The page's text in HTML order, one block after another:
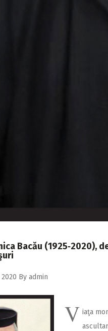
Bacău (1925‑2020),
2020 By admin
V iaţa